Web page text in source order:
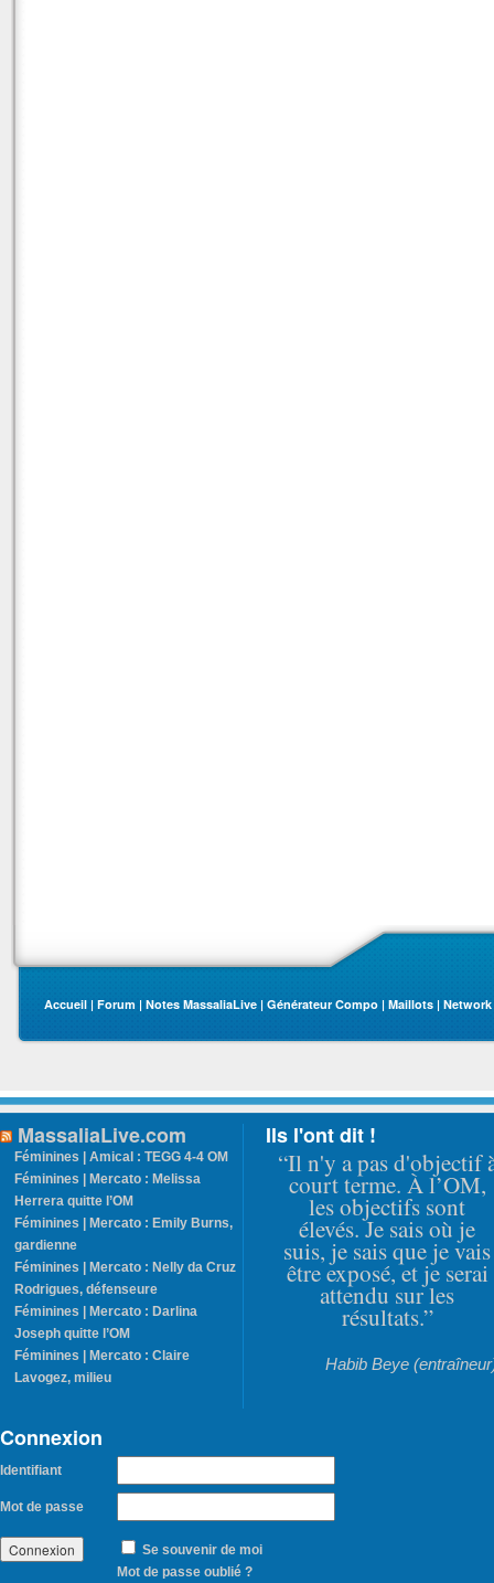
Accueil | Forum | Notes MassaliaLive | Générateur Compo | Maillots | Network
MassaliaLive.com
Féminines | Amical : TEGG 4-4 OM
Féminines | Mercato : Melissa
Herrera quitte l’OM
Féminines | Mercato : Emily Burns,
gardienne
Féminines | Mercato : Nelly da Cruz
Rodrigues, défenseure
Féminines | Mercato : Darlina
Joseph quitte l’OM
Féminines | Mercato : Claire
Lavogez, milieu
Ils l'ont dit !
“Il n'y a pas d'objectif
court terme. À l’OM,
les objectifs sont
élevés. Je sais où je
suis, je sais que je vais
être exposé, et je serai
attendu sur les
résultats.”
Habib Beye
Connexion
Identifiant
Mot de passe
Se souvenir de moi
Mot de passe oublié ?